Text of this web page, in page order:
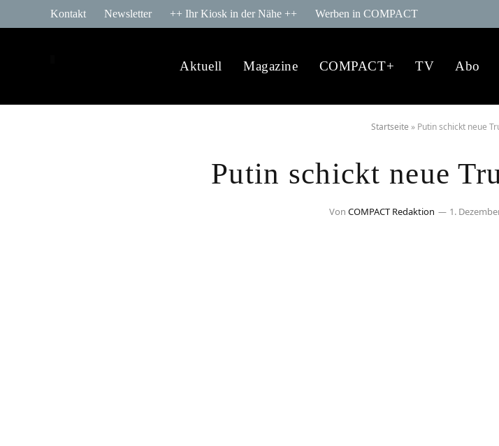
Kontakt Newsletter ++ Ihr Kiosk in der Nähe ++ Werben in COMPACT
Aktuell Magazine COMPACT+ TV Abo
Startseite » Putin schickt neue
Putin schickt neue
Von COMPACT Redaktion 1.